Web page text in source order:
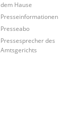
dem Hause
Presseinformationen
Presseabo
Pressesprecher des
Amtsgerichts